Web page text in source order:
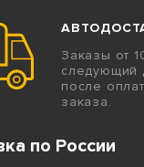
Заказы от
следующий
после
заказа.
по России